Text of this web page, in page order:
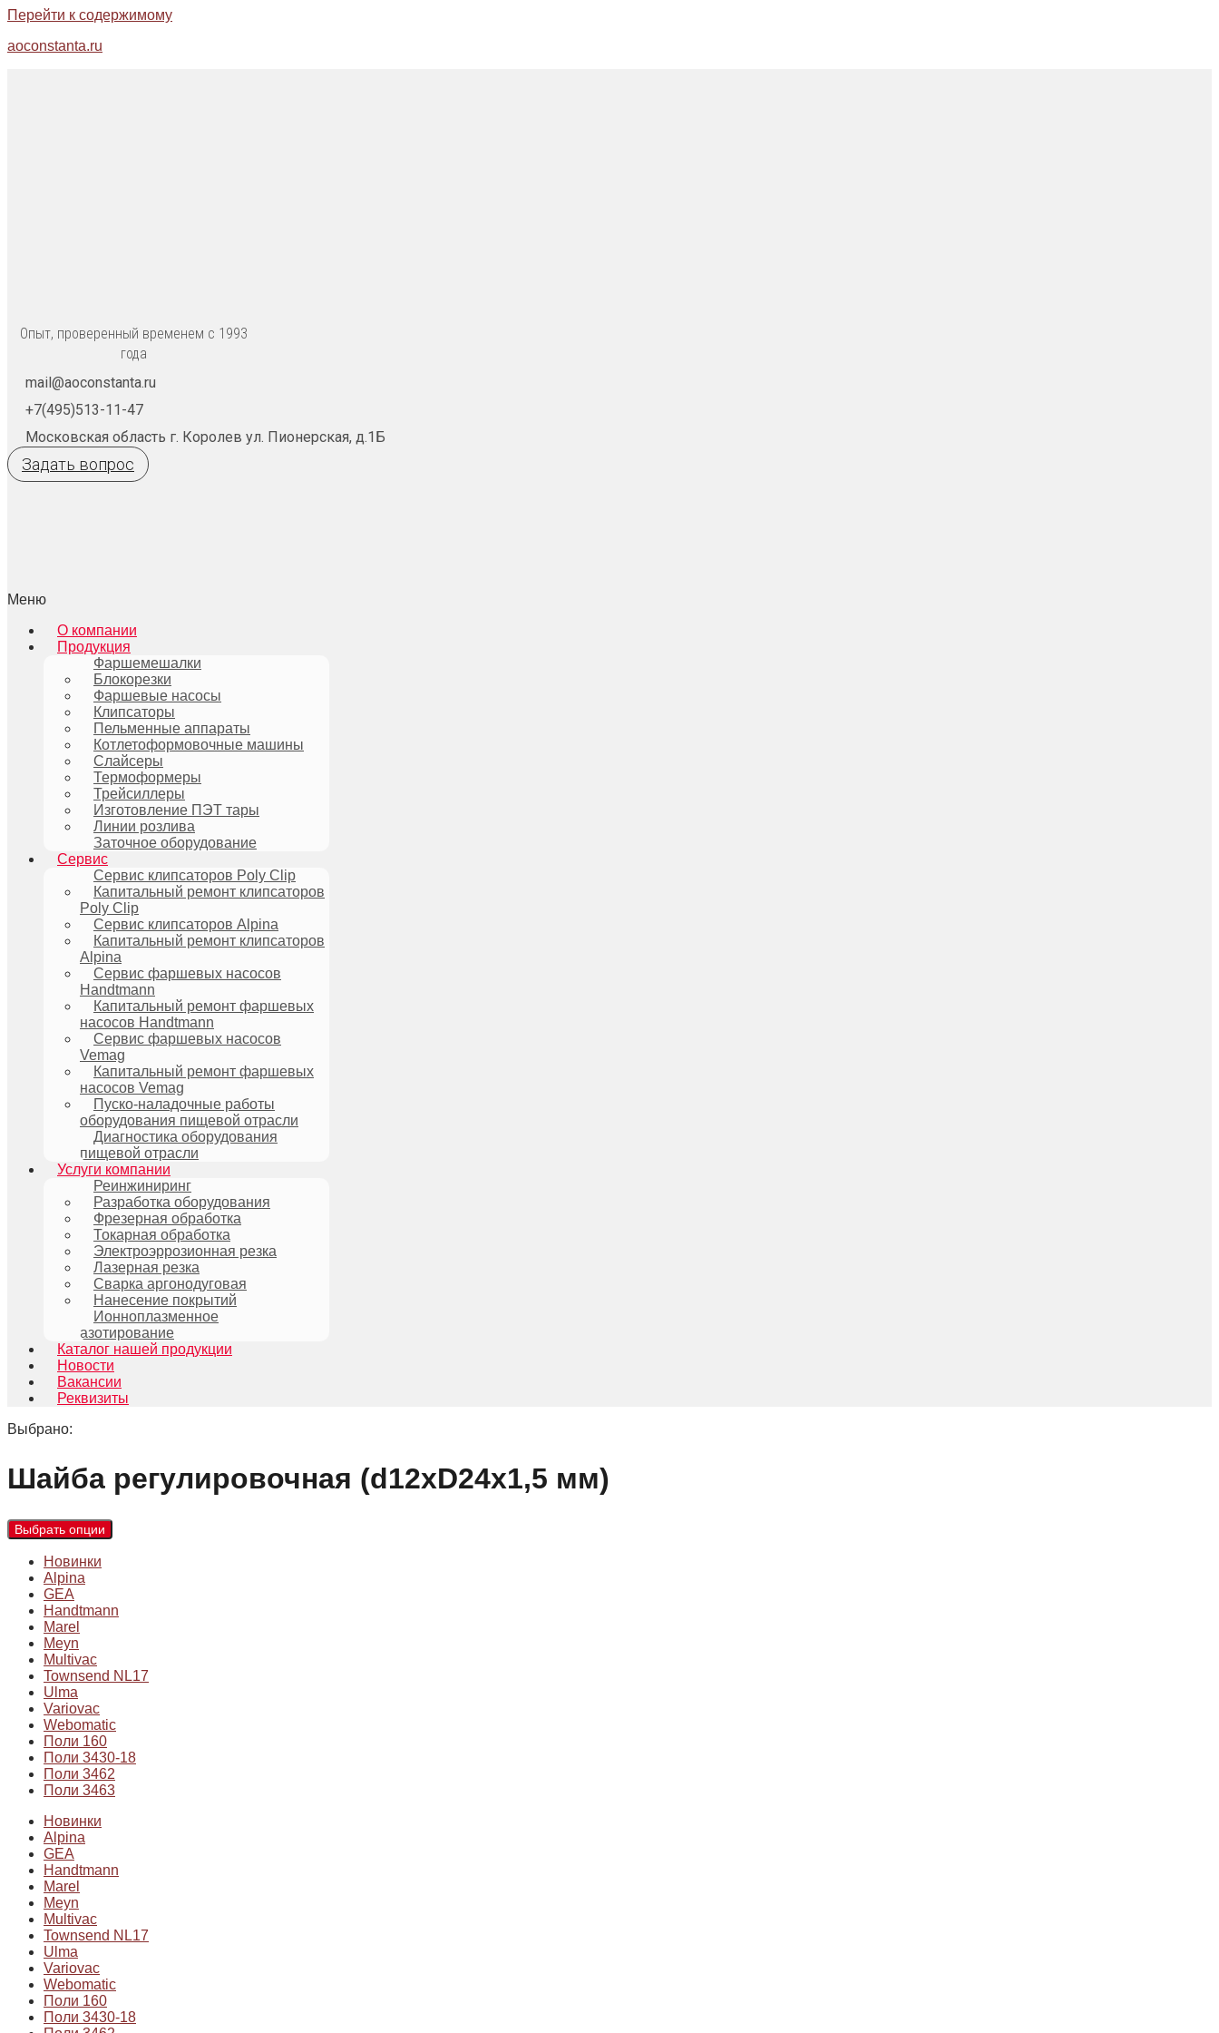
Перейти к содержимому
aoconstanta.ru
Опыт, проверенный временем с 1993
года
mail@aoconstanta.ru
+7(495)513-11-47
Московская область г. Королев ул. Пионерская, д.1Б
Задать вопрос
Меню
О компании
Продукция
Фаршемешалки
Блокорезки
Фаршевые насосы
Клипсаторы
Пельменные аппараты
Котлетоформовочные машины
Слайсеры
Термоформеры
Трейсиллеры
Изготовление ПЭТ тары
Линии розлива
Заточное оборудование
Сервис
Сервис клипсаторов Poly Clip
Капитальный ремонт клипсаторов
Poly Clip
Сервис клипсаторов Alpina
Капитальный ремонт клипсаторов
Alpina
Сервис фаршевых насосов
Handtmann
Капитальный ремонт фаршевых
насосов Handtmann
Сервис фаршевых насосов
Vemag
Капитальный ремонт фаршевых
насосов Vemag
Пуско-наладочные работы
оборудования пищевой отрасли
Диагностика оборудования
пищевой отрасли
Услуги компании
Реинжиниринг
Разработка оборудования
Фрезерная обработка
Токарная обработка
Электроэррозионная резка
Лазерная резка
Сварка аргонодуговая
Нанесение покрытий
Ионноплазменное
азотирование
Каталог нашей продукции
Новости
Вакансии
Реквизиты
Выбрано:
Шайба регулировочная (d12xD24x1,5 мм)
Выбрать опции
Новинки
Alpina
GEA
Handtmann
Marel
Meyn
Multivac
Townsend NL17
Ulma
Variovac
Webomatic
Поли 160
Поли 3430-18
Поли 3462
Поли 3463
Новинки
Alpina
GEA
Handtmann
Marel
Meyn
Multivac
Townsend NL17
Ulma
Variovac
Webomatic
Поли 160
Поли 3430-18